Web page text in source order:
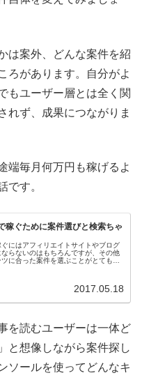
は案外、どんな案件を紹
ろがあります。自分がよ
もユーザー層とは全く関
れず、成果につながりま
端毎月何万円も稼げるよ
です。
稼ぐために案件選びと検索ちゃ
にはアフィリエイトサイトやブログ
らないのはもちろんですが、その他
に合った案件を選ぶことがとても大
2017.05.18
を読むユーザーは一体ど
と想像しながら案件探し
ソールを使ってどんなキ